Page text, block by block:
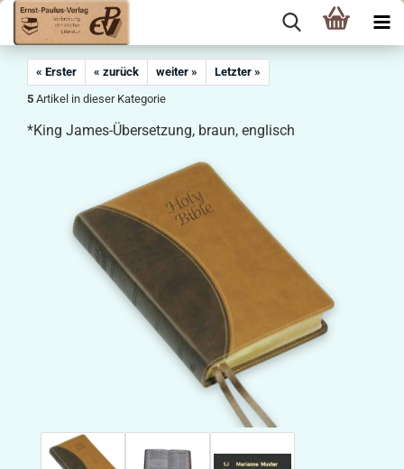
« Erster « zurück weiter »
Letzter »
5 Artikel in dieser Kategorie
*King James-Übersetzung, braun, englisch